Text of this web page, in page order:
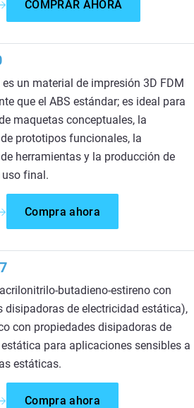
COMPRAR AHORA
es un material de impresión 3D FDM
que el ABS estándar; es ideal para
maquetas conceptuales, la
prototipos funcionales, la
herramientas y la producción de
uso final.
Compra ahora
butadieno-estireno con
disipadoras de electricidad estática),
con propiedades disipadoras de
para aplicaciones sensibles a
estáticas.
Compra ahora